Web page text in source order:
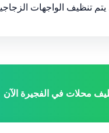
يتم تنظيف الواجهات
محلات في الفجيرة الآن